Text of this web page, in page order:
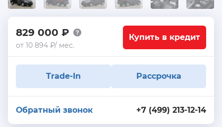
829 000 ₽
от 10 894 ₽/ мес.
Купить в кредит
Trade-In Рассрочка
+7 (499) 213-12-14
Обратный звонок